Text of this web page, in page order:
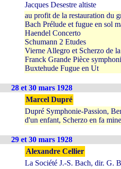
Jacques Desestre altiste
au profit de la restauration du
Bach Prélude et fugue en sol
Haendel Concerto
Schumann 2 Etudes
Vierne Allegro et Scherzo de
Franck Grande Pièce
Buxtehude Fugue en Ut
28 et 30 mars 1928
Marcel Dupré
Dupré Symphonie-Passion,
d'un enfant, Scherzo en fa
29 et 30 mars 1928
Alexandre Cellier
La Société J.-S. Bach, dir. G.